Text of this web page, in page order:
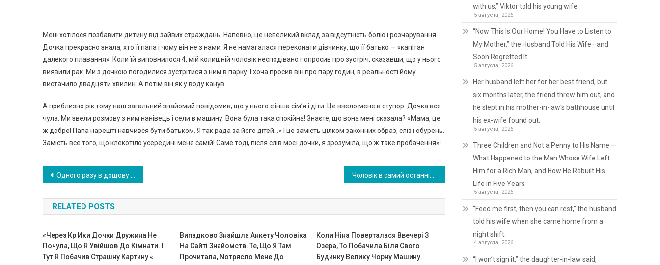
Мені хотілося позбавити дитину від зайвих страждань. Напевно, це невеликий вклад за відсутність болю і розчарування.
Дочка прекрасно знала, хто її папа і чому він не з нами. Я не намагалася переконати дівчинку, що її батько — «капітан
далекого плавання». Коли їй виповнилося 4, мій колишній чоловік несподівано попросив про зустріч, сказавши, що у нього
виявили рак. Ми з дочкою погодилися зустрітися з ним в парку. І хоча просив він про пару годин, в реальності йому
вистачило двадцяти хвилин. А потім він як у воду канув.
А приблизно рік тому наш загальний знайомий повідомив, що у нього є інша сім’я і діти. Це ввело мене в ступор. Дочка все
чула. Ми звели розмову з ним нанівець і сели в машину. Вона була така спокійна! Знаєте, що вона мені сказала? «Мама, це
ж добре! Папа нарешті навчився бути батьком. Я так рада за його дітей…» І це замість цілком законних образ, сліз і обурень.
Замість все того, що клекотіло усередині мене самій! Саме тоді, після слів моєї дочки, я зрозуміла, що ж таке пробачення»!
Навигация
по
записям
Одного разу в дощову ніч хтось постукав у її двері. Події, які від булися далі, немо жливо пояснити …
RELATED POSTS
«Через Кр Ики Дочки Дружина Не
Почула, Що Я Увійшов До Кімнати. І
Тут Я Побачив Страшну Картину «
Випадково Знайшла Анкету Чоловіка
На Сайті Знайомств. Те, Що Я Там
Прочитала, Nотрясло Мене До
Коли Ніна Поверталася Ввечері З
Озера, То Побачила Біля Свого
Будинку Велику Чорну Машину.
with us,” Viktor told his young wife.
5 августа, 2026
“Now This Is Our Home! You Have to Listen to
My Mother,” the Husband Told His Wife—and
Soon Regretted It.
5 августа, 2026
Her husband left her for her best friend, but
six months later, the friend threw him out, and
he slept in his mother-in-law’s bathhouse until
his ex-wife found out.
5 августа, 2026
Three Children and Not a Penny to His Name —
What Happened to the Man Whose Wife Left
Him for a Rich Man, and How He Rebuilt His
Life in Five Years
5 августа, 2026
“Feed me first, then you can rest,” the husband
told his wife when she came home from a
night shift.
4 августа, 2026
“I won’t sign it,” the daughter-in-law said,